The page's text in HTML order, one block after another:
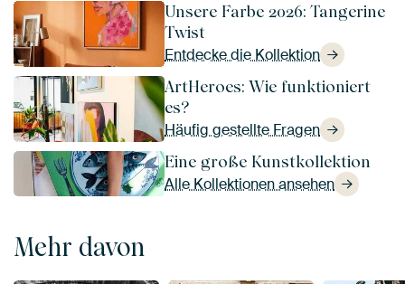
Unsere Farbe 2026: Tangerine
Twist
Entdecke die Kollektion
ArtHeroes: Wie funktioniert
es?
Häufig gestellte Fragen
Eine große Kunstkollektion
Alle Kollektionen ansehen
Mehr davon